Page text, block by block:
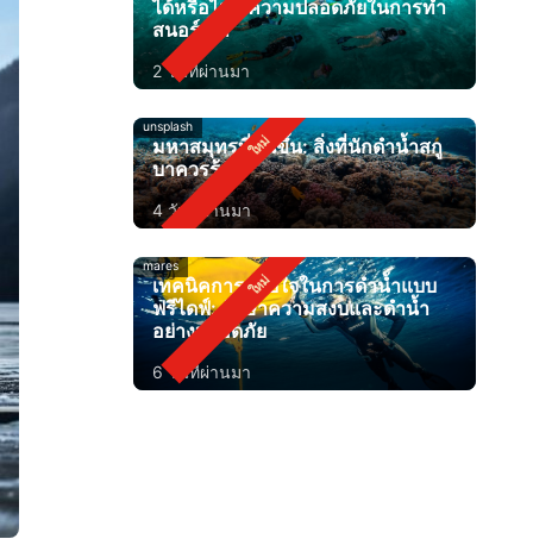
ได้หรือไม่? ความปลอดภัยในการทำ
สนอร์เกิล
2 วันที่ผ่านมา
unsplash
มหาสมุทรที่อุ่นขึ้น: สิ่งที่นักดำน้ำสกู
บาควรรู้
4 วันที่ผ่านมา
mares
เทคนิคการหายใจในการดำน้ำแบบ
ฟรีไดฟ์: รักษาความสงบและดำน้ำ
อย่างปลอดภัย
6 วันที่ผ่านมา